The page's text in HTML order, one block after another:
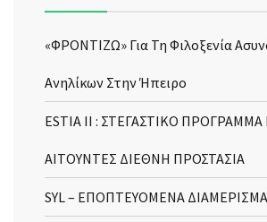
«ΦΡΟΝΤΙΖΩ» Για Τη Φιλοξενία
Ανηλίκων Στην Ήπειρο
ESTIA II : ΣΤΕΓΑΣΤΙΚΟ ΠΡΟΓΡΑΜΜΑ
ΑΙΤΟΥΝΤΕΣ ΔΙΕΘΝΗ ΠΡΟΣΤΑΣΙΑ
SYL – ΕΠΟΠΤΕΥΟΜΕΝΑ